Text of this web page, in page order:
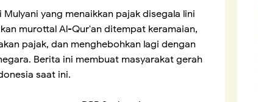
yang menaikkan pajak disegala lini
murottal Al-Qur'an ditempat keramaian,
pajak, dan menghebohkan lagi dengan
Berita ini membuat masyarakat gerah
saat ini.